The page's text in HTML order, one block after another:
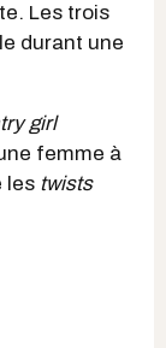
Les trois
durant une
girl
femme à
les twists